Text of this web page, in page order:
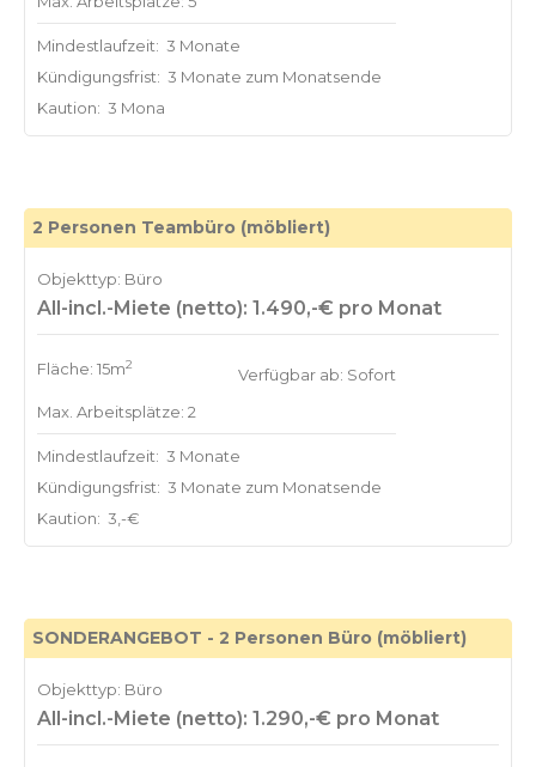
Mindestlaufzeit: 3 Monate
Kündigungsfrist: 3 Monate zum Monatsende
Kaution: 3 Mona
2 Personen Teambüro (möbliert)
Objekttyp: Büro
All-incl.-Miete (netto): 1.490,-€ pro Monat
Fläche: 15m2
Max. Arbeitsplätze: 2
Verfügbar ab: Sofort
Mindestlaufzeit: 3 Monate
Kündigungsfrist: 3 Monate zum Monatsende
Kaution: 3,-€
SONDERANGEBOT - 2 Personen Büro (möbliert)
Objekttyp: Büro
All-incl.-Miete (netto): 1.290,-€ pro Monat